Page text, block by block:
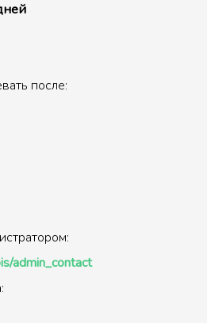
после:
admin_contact